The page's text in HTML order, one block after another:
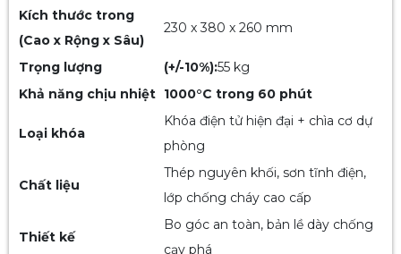
Kích thước trong
(Cao x Rộng x Sâu)
230 x 380 x 260 mm
Trọng lượng (+/-10%):55 kg
Khả năng chịu nhiệt 1000°C trong 60 phút
Loại khóa
Khóa điện tử hiện đại + chìa cơ dự
phòng
Chất liệu
Thép nguyên khối, sơn tĩnh điện,
lớp chống cháy cao cấp
Thiết kế
Bo góc an toàn, bản lề dày chống
cạy phá